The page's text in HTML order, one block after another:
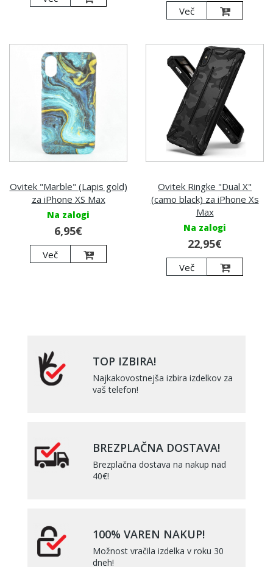
Več
Ovitek "Marble" (Lapis gold)
za iPhone XS Max
Na zalogi
6,95€
Več
Ovitek Ringke "Dual X"
(camo black) za iPhone Xs
Max
Na zalogi
22,95€
Več
TOP IZBIRA!
Najkakovostnejša izbira izdelkov za
vaš telefon!
BREZPLAČNA DOSTAVA!
Brezplačna dostava na nakup nad
40€!
100% VAREN NAKUP!
Možnost vračila izdelka v roku 30
dneh!